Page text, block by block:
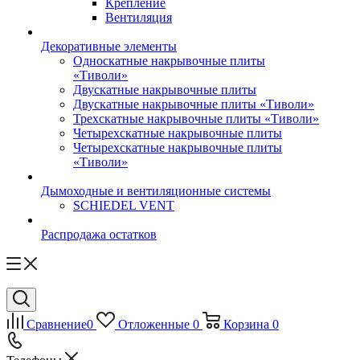
Крепление
Вентиляция
Декоративные элементы
Односкатные накрывочные плиты
«Тиволи»
Двускатные накрывочные плиты
Двускатные накрывочные плиты «Тиволи»
Трехскатные накрывочные плиты «Тиволи»
Четырехскатные накрывочные плиты
Четырехскатные накрывочные плиты
«Тиволи»
Дымоходные и вентиляционные системы
SCHIEDEL VENT
Распродажа остатков
Сравнение0 Отложенные 0 Корзина 0